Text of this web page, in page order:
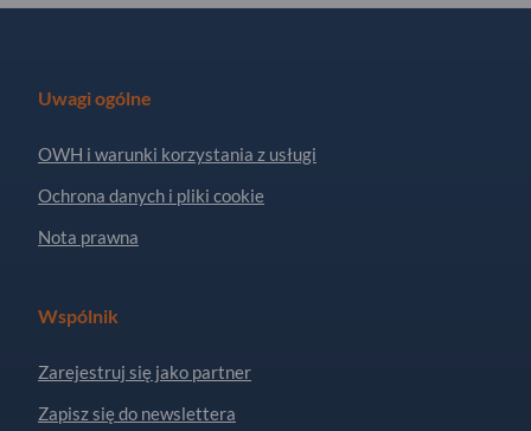
Uwagi ogólne
OWH i warunki korzystania z usługi
Ochrona danych i pliki cookie
Nota prawna
Wspólnik
Zarejestruj się jako partner
Zapisz się do newslettera